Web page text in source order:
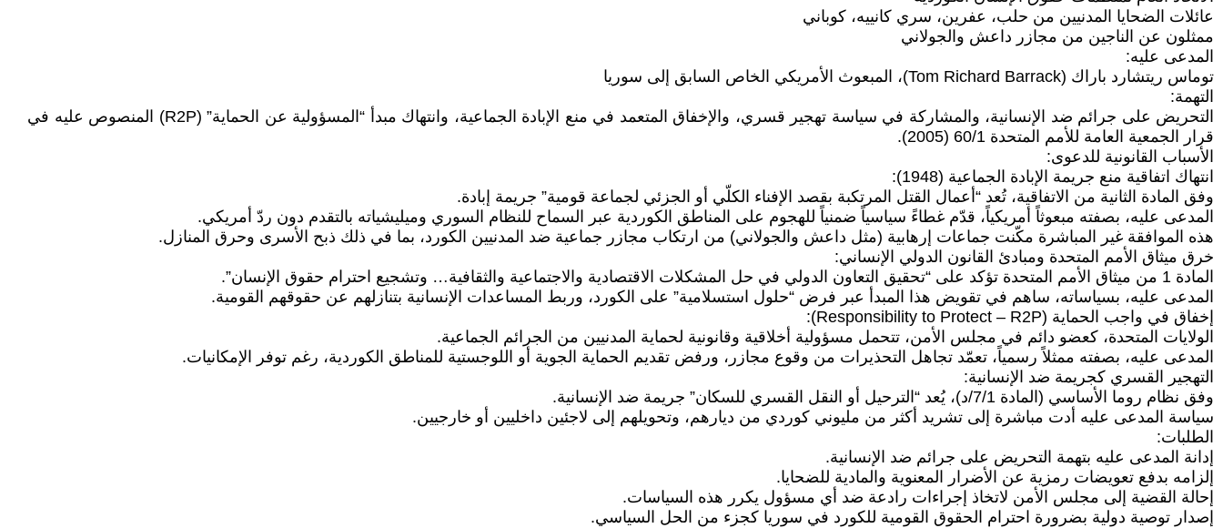
عائلات الضحايا المدنيين من حلب، عفرين، سري كانييه، كوباني
ممثلون عن الناجين من مجازر داعش والجولاني
المدعى عليه:
توماس ريتشارد باراك (Tom Richard Barrack)، المبعوث الأمريكي الخاص السابق إلى سوريا
التهمة:
التحريض على جرائم ضد الإنسانية، والمشاركة في سياسة تهجير قسري، والإخفاق المتعمد في منع الإبادة الجماعية، وانتهاك مبدأ “المسؤولية عن الحماية” (R2P) المنصوص عليه في
قرار الجمعية العامة للأمم المتحدة 60/1 (2005).
الأسباب القانونية للدعوى:
انتهاك اتفاقية منع جريمة الإبادة الجماعية (1948):
وفق المادة الثانية من الاتفاقية، تُعد “أعمال القتل المرتكبة بقصد الإفناء الكلّي أو الجزئي لجماعة قومية” جريمة إبادة.
المدعى عليه، بصفته مبعوثاً أمريكياً، قدّم غطاءً سياسياً ضمنياً للهجوم على المناطق الكوردية عبر السماح للنظام السوري وميليشياته بالتقدم دون ردّ أمريكي.
هذه الموافقة غير المباشرة مكّنت جماعات إرهابية (مثل داعش والجولاني) من ارتكاب مجازر جماعية ضد المدنيين الكورد، بما في ذلك ذبح الأسرى وحرق المنازل.
خرق ميثاق الأمم المتحدة ومبادئ القانون الدولي الإنساني:
المادة 1 من ميثاق الأمم المتحدة تؤكد على “تحقيق التعاون الدولي في حل المشكلات الاقتصادية والاجتماعية والثقافية… وتشجيع احترام حقوق الإنسان”.
المدعى عليه، بسياساته، ساهم في تقويض هذا المبدأ عبر فرض “حلول استسلامية” على الكورد، وربط المساعدات الإنسانية بتنازلهم عن حقوقهم القومية.
إخفاق في واجب الحماية (Responsibility to Protect – R2P):
الولايات المتحدة، كعضو دائم في مجلس الأمن، تتحمل مسؤولية أخلاقية وقانونية لحماية المدنيين من الجرائم الجماعية.
المدعى عليه، بصفته ممثلاً رسمياً، تعمّد تجاهل التحذيرات من وقوع مجازر، ورفض تقديم الحماية الجوية أو اللوجستية للمناطق الكوردية، رغم توفر الإمكانيات.
التهجير القسري كجريمة ضد الإنسانية:
وفق نظام روما الأساسي (المادة 7/1/د)، يُعد “الترحيل أو النقل القسري للسكان” جريمة ضد الإنسانية.
سياسة المدعى عليه أدت مباشرة إلى تشريد أكثر من مليوني كوردي من ديارهم، وتحويلهم إلى لاجئين داخليين أو خارجيين.
الطلبات:
إدانة المدعى عليه بتهمة التحريض على جرائم ضد الإنسانية.
إلزامه بدفع تعويضات رمزية عن الأضرار المعنوية والمادية للضحايا.
إحالة القضية إلى مجلس الأمن لاتخاذ إجراءات رادعة ضد أي مسؤول يكرر هذه السياسات.
إصدار توصية دولية بضرورة احترام الحقوق القومية للكورد في سوريا كجزء من الحل السياسي.